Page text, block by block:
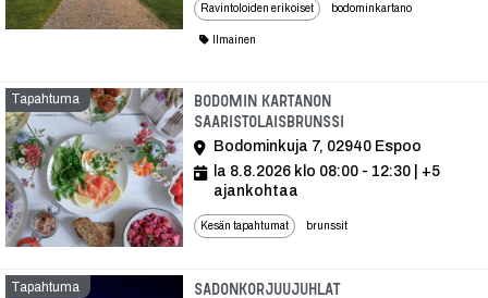
Ravintoloiden erikoiset bodominkartano
Ilmainen
Tapahtuma
Bodomin Kartanon
Saaristolaisbrunssi
Bodominkuja 7, 02940 Espoo
la 8.8.2026 klo 08:00 - 12:30 | +5
ajankohtaa
Kesän tapahtumat brunssit
Tapahtuma
Sadonkorjuujuhlat